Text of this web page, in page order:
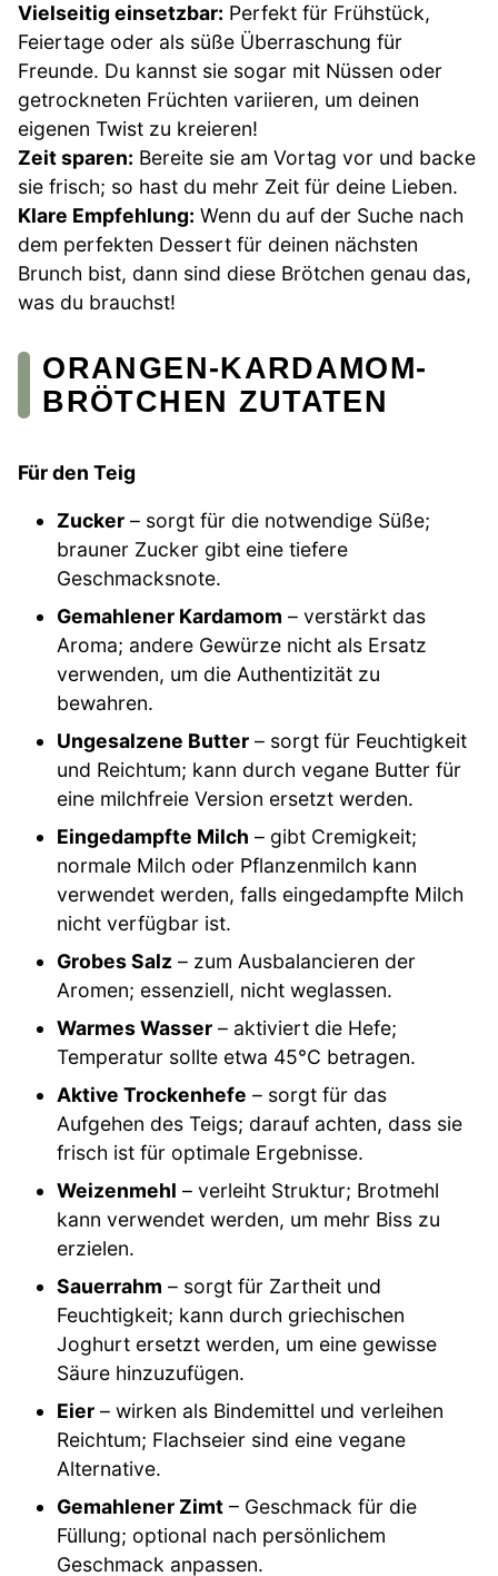
Vielseitig einsetzbar: Perfekt für Frühstück,
Feiertage oder als süße Überraschung für
Freunde. Du kannst sie sogar mit Nüssen oder
getrockneten Früchten variieren, um deinen
eigenen Twist zu kreieren!
Zeit sparen: Bereite sie am Vortag vor und backe
sie frisch; so hast du mehr Zeit für deine Lieben.
Klare Empfehlung: Wenn du auf der Suche nach
dem perfekten Dessert für deinen nächsten
Brunch bist, dann sind diese Brötchen genau das,
was du brauchst!
ORANGEN-KARDAMOM-
BRÖTCHEN ZUTATEN
Für den Teig
Zucker – sorgt für die notwendige Süße;
brauner Zucker gibt eine tiefere
Geschmacksnote.
Gemahlener Kardamom – verstärkt das
Aroma; andere Gewürze nicht als Ersatz
verwenden, um die Authentizität zu
bewahren.
Ungesalzene Butter – sorgt für Feuchtigkeit
und Reichtum; kann durch vegane Butter für
eine milchfreie Version ersetzt werden.
Eingedampfte Milch – gibt Cremigkeit;
normale Milch oder Pflanzenmilch kann
verwendet werden, falls eingedampfte Milch
nicht verfügbar ist.
Grobes Salz – zum Ausbalancieren der
Aromen; essenziell, nicht weglassen.
Warmes Wasser – aktiviert die Hefe;
Temperatur sollte etwa 45°C betragen.
Aktive Trockenhefe – sorgt für das
Aufgehen des Teigs; darauf achten, dass sie
frisch ist für optimale Ergebnisse.
Weizenmehl – verleiht Struktur; Brotmehl
kann verwendet werden, um mehr Biss zu
erzielen.
Sauerrahm – sorgt für Zartheit und
Feuchtigkeit; kann durch griechischen
Joghurt ersetzt werden, um eine gewisse
Säure hinzuzufügen.
Eier – wirken als Bindemittel und verleihen
Reichtum; Flachseier sind eine vegane
Alternative.
Gemahlener Zimt – Geschmack für die
Füllung; optional nach persönlichem
Geschmack anpassen.